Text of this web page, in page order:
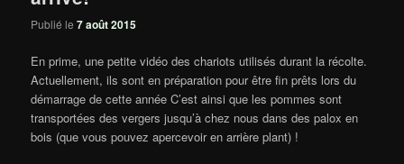
Publié le7 août 2015
En prime, une petite vidéo des chariots utilisés durant la récolte.
Actuellement, ils sont en préparation pour être fin prêts lors du
démarrage de cette année C’est ainsi que les pommes sont
transportées des vergers jusqu’à chez nous dans des palox en
bois (que vous pouvez apercevoir en arrière plant) !